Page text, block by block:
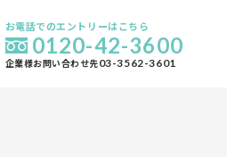
お電話でのエントリーはこちら
0120-42-3600
企業様お問い合わせ先03-3562-3601